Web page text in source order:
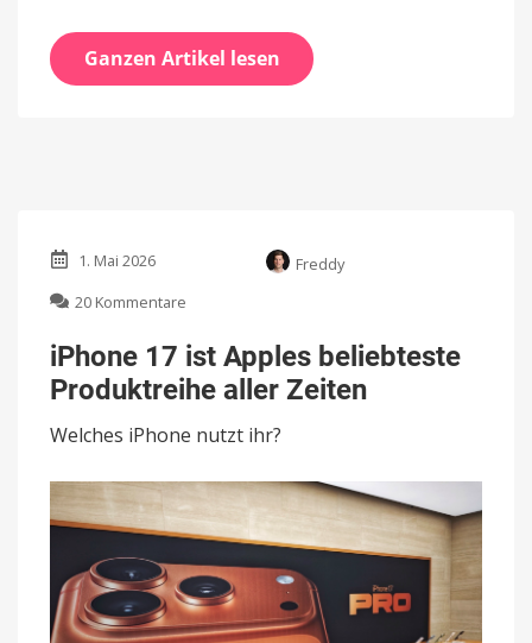
Ganzen Artikel lesen
1. Mai 2026
Freddy
20 Kommentare
17
ist
Apples
Produktreihe
Zeiten
iPhone 17 ist Apples beliebteste
Produktreihe aller Zeiten
Welches iPhone nutzt ihr?